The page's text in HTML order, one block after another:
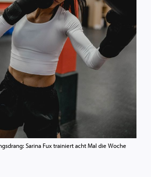
Sarina Fux trainiert acht Mal die Woche